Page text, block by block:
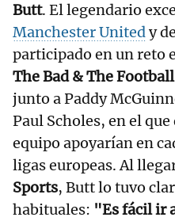
Butt. El legendario
Manchester Unitedy
participado en un reto
The Bad & The
junto a Paddy
Paul Scholes, en el
equipo apoyarían en
ligas europeas. Al
Sports, Butt lo tuvo
habituales: "Es fácil ir